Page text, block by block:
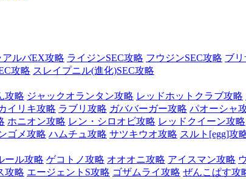
アルバEX攻略 ライジンSEC攻略 フウジンSEC攻略 ブ
攻略 スレイプニル(進化)SEC攻略
攻略 ジャックオランタン攻略 レッドホットクラブ攻略
イリキ攻略 ラブリ攻略 ガババーガー攻略 パオーシャ
ホニオン攻略 レン・シロオビ攻略 レッドクイーン攻略
ゴメ攻略 ハムチュ攻略 サツキウオ攻略 スルト[egg]攻
ール攻略 ゲコトノ攻略 オオオニ攻略 アイスマン攻略
攻略 エージェントS攻略 ゴザムライ攻略 ぜんこぱす攻